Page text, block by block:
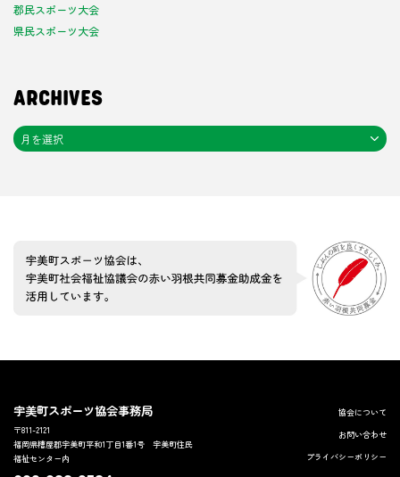
郡民スポーツ大会
県民スポーツ大会
ARCHIVES
宇美町スポーツ協会事務局
〒811-2121
福岡県糟屋郡宇美町平和1丁目1番1号 宇美町住民
福祉センター内
協会について
お問い合わせ
プライバシーポリシー